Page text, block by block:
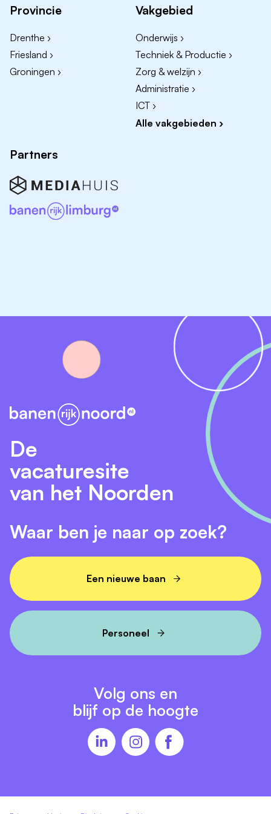
Afgeronde HBO opleiding in Finance & Control,
Bedrijfseconomie, Accountancy
Enkele jaren ervaring in een financiële functie
Sterk analytisch vermogen en oog voor detail
Een proactieve houding en goede communicatieve
Ervaring in een operationele, logistieke of supply
chain omgeving is een sterke pré
Sterke Excel-vaardigheden (PowerQuery) en
Concrete doorgroeimogelijkheden richting
Business Controller
Werken in een innovatieve maakomgeving met
Marktconform salaris passend bij jouw kennis en
ervaring
40 vrije dagen (27 vakantiedagen en 13 ADV-
dagen) volgens de CAO Metalektro
Een informele, nuchtere en collegiale werksfeer
Provincie
Drenthe ›
Friesland ›
Groningen ›
Vakgebied
Onderwijs ›
Techniek & Productie ›
Zorg & welzijn ›
Administratie ›
ICT ›
Alle vakgebieden ›
Partners
De
vacaturesite
van het Noorden
Waar ben je naar op zoek?
Een nieuwe baan
Personeel
Volg ons en
blijf op de hoogte